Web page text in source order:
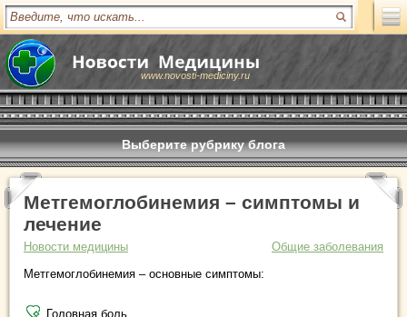
www.novosti-mediciny.ru
Выберите рубрику блога
Метгемоглобинемия – симптомы и
лечение
Новости медицины
Общие заболевания
Метгемоглобинемия – основные симптомы:
Головная боль